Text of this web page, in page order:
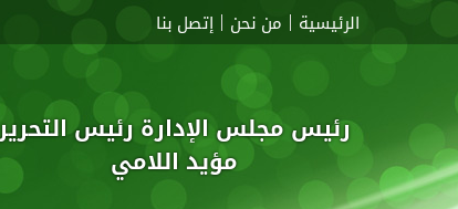
الرئيسية من نحن إتصل بنا
رئيس مجلس الإدارة رئيس التحرير
مؤيد اللامي